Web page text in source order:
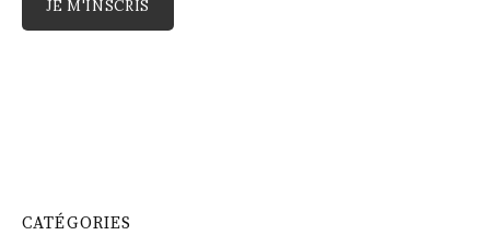
CATÉGORIES